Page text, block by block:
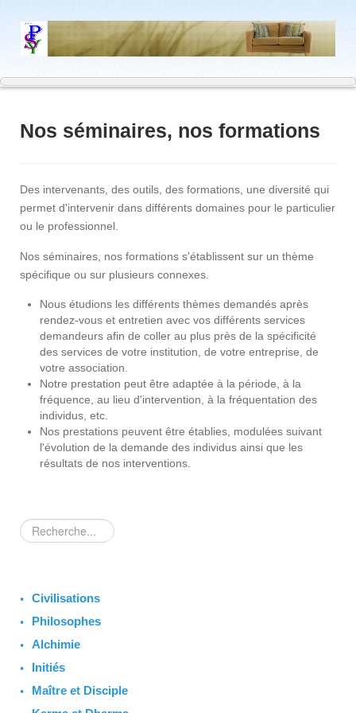
Nos séminaires, nos formations
Des intervenants, des outils, des formations, une diversité qui
permet d'intervenir dans différents domaines pour le particulier
ou le professionnel.
Nos séminaires, nos formations s'établissent sur un thème
spécifique ou sur plusieurs connexes.
Nous étudions les différents thèmes demandés après
rendez-vous et entretien avec vos différents services
demandeurs afin de coller au plus près de la spécificité
des services de votre institution, de votre entreprise, de
votre association.
Notre prestation peut être adaptée à la période, à la
fréquence, au lieu d'intervention, à la fréquentation des
individus, etc.
Nos prestations peuvent être établies, modulées suivant
l'évolution de la demande des individus ainsi que les
résultats de nos interventions.
Rechercher
Civilisations
Philosophes
Alchimie
Initiés
Maître et Disciple